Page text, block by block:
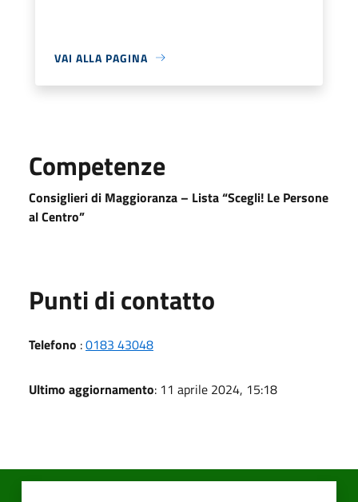
VAI ALLA PAGINA
Competenze
Consiglieri di Maggioranza – Lista “Scegli! Le Persone
al Centro”
Punti di contatto
Telefono :0183 43048
Ultimo aggiornamento: 11 aprile 2024, 15:18